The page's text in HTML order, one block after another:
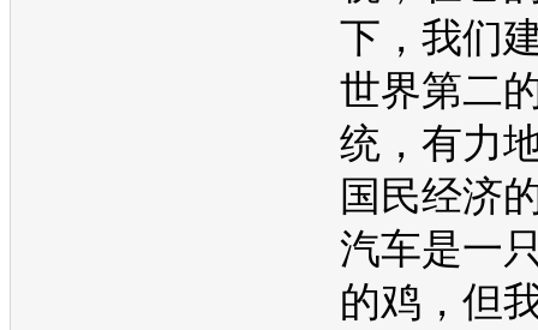
下，我们
世界第二
统，有力
国民经济
汽车是一
的鸡，但